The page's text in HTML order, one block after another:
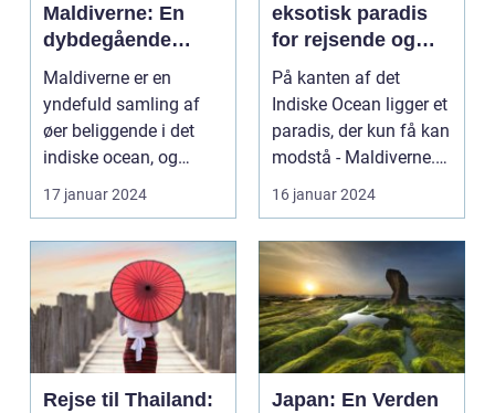
Maldiverne: En
dybdegående
oplevelse af
paradisets
skønhed og
historie
Maldiverne er en
yndefuld samling af
øer beliggende i det
indiske ocean, og
tilbyder en
uforglemmeli...
17 januar 2024
eksotisk paradis
for rejsende og
eventyrlystne
På kanten af det
Indiske Ocean ligger et
paradis, der kun få kan
modstå - Maldiverne.
Denne smukke ø...
16 januar 2024
Rejse til Thailand:
Japan: En Verden